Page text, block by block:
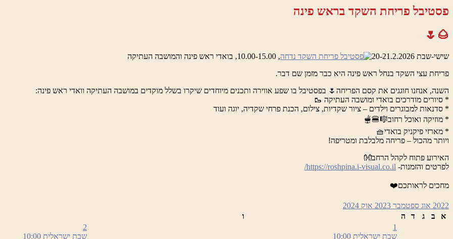
פסטיבל פריחת השקד בראש פינה
🌰🌷
שישי-שבת 20-21.2.2026
, 10.00-15.00, בואדי ראש פינה והמושבה העתיקה
פריחת עצי השקד בנחל ראש פינה היא כבר מזמן שם דבר.
השנה, אנחנו חוגגים את קסם הפריחה🌷 בפסטיבל בו שפע אווירה ותכנים מיוחדים שיקרו בשלל מוקדים במושבה העתיקה וואדי ראש פינה:
* סיורים מודרכים בואדי ומושבה העתיקה 🥾
* סדנאות למבוגרים וילדים – ציור שקדיות, צילום, הכנת פרחי שקדיה, יוגה ועוד
* מוזיקה ואוכל רחוב🎼🍔🫕
* מארזי פיקניק בואדי🧺
ויותר מהכול – פריחה מלבלבת ומטריפה!
האירוע פתוח לקהל הרחב👐
לפרטים והזמנות- https://roshpina.i-visual.co.il/
מחכים לראותכם❤️
2022 אוג ספטמבר 2023 אוק 2024
א
ב ג ד ה
ו
1
שבת ישראלית 10:00
2
שבת ישראלית 10:00